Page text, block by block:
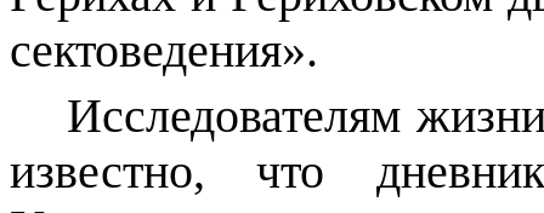
сектоведения».
Исследователям
известно, что